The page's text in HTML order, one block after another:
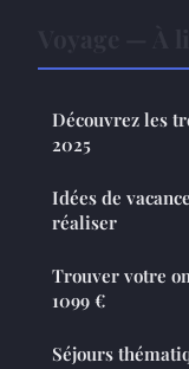
Découvrez les
2025
Idées de
réaliser
Trouver votre
1099 €
Séjours